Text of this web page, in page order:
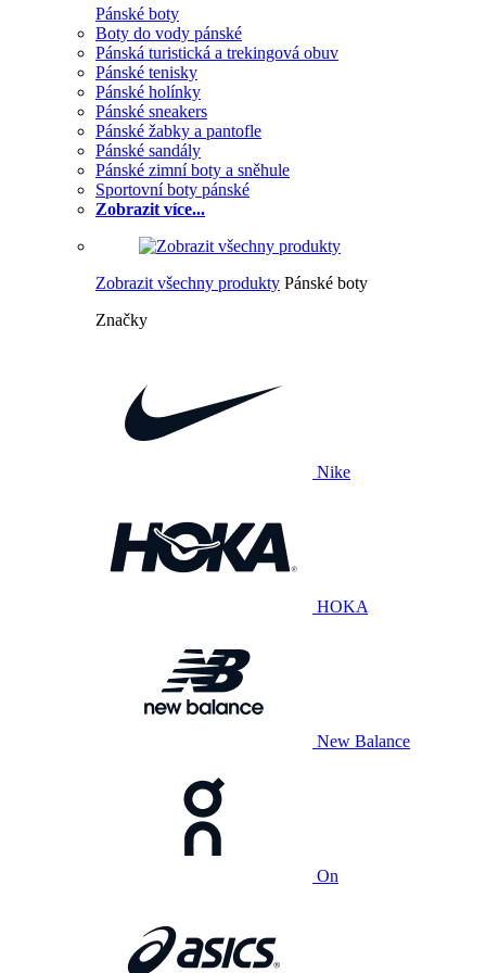
Pánské boty
Boty do vody pánské
Pánská turistická a trekingová obuv
Pánské tenisky
Pánské holínky
Pánské sneakers
Pánské žabky a pantofle
Pánské sandály
Pánské zimní boty a sněhule
Sportovní boty pánské
Zobrazit více...
Zobrazit všechny produkty Pánské boty
Značky
Nike
HOKA
New Balance
On